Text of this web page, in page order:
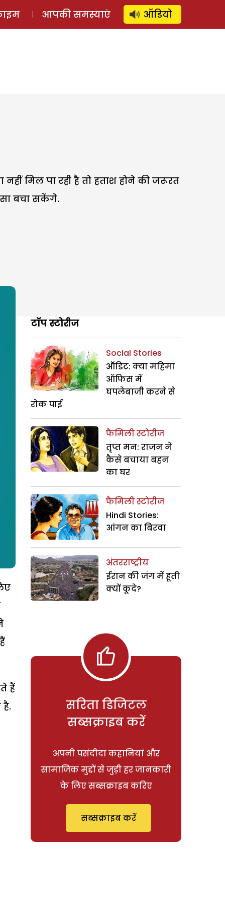
लॉग इन ⚲ SUBSCRIBE
आपकी समस्याएं ऑडियो
मिल पा रही है तो हताश होने की जरूरत
बचा सकेंगे.
हैं
टॉप स्टोरीज
Social Stories
ऑडिट: क्या महिमा
ऑफिस में
घपलेबाजी करने से
रोक पाई
फैमिली स्टोरीज
तृप्त मन: राजन ने
कैसे बचाया बहन
का घर
फैमिली स्टोरीज
Hindi Stories:
आंगन का बिरवा
अंतरराष्ट्रीय
ईरान की जंग में हूती
क्यों कूदे?
सरिता डिजिटल
सब्सक्राइब करें
अपनी पसंदीदा कहानियां और
सामाजिक मुद्दों से जुड़ी हर जानकारी
के लिए सब्सक्राइब करिए
सब्सक्राइब करें